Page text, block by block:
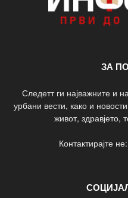
ЗА
Следетт ги најважните и
урбани вести, како и
живот, здравјето,
Контактирајте не: